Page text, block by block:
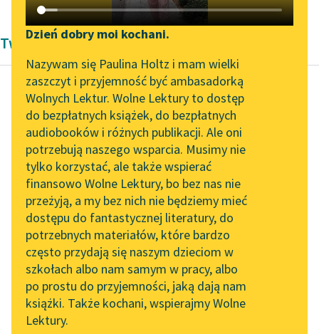
Katalog DAISY
Podkasty o książkach
Zgłoś brak utworu
Aktualności
Zapraszamy na spotkanie
online z tłumaczkami
literatury skandynawskiej
Spotkanie z Katarzyną
Tunkiel w Oslo
Wolne Lektury na 32.
Pol’and’Rock Festivalu
„Kochanek Lady
Chatterley” do słuchania
na Wolnych Lekturach
Nowy audiobook –
„Marzenie o Oriencie”
Narzędzia
Mapa Wolnych Lektur
Leśmianator
Przewodnik dla piszących i
czytających
API
OAI-PMH
Widget Wolnych Lektur
Przypisy
Dzień dobry moi kochani.
Nazywam się Paulina Holtz i mam wielki
zaszczyt i przyjemność być ambasadorką
Wolnych Lektur. Wolne Lektury to dostęp
do bezpłatnych książek, do bezpłatnych
audiobooków i różnych publikacji. Ale oni
potrzebują naszego wsparcia. Musimy nie
tylko korzystać, ale także wspierać
finansowo Wolne Lektury, bo bez nas nie
przeżyją, a my bez nich nie będziemy mieć
dostępu do fantastycznej literatury, do
potrzebnych materiałów, które bardzo
często przydają się naszym dzieciom w
szkołach albo nam samym w pracy, albo
po prostu do przyjemności, jaką dają nam
książki. Także kochani, wspierajmy Wolne
Lektury.
Twórczość Jerzego Lieberta
Jerzy Liebert
Koguty
Niezgrabnie,
niedołężnie wypływam
na jawę —
Odcięta głowa wolno z
tułowiem się zrasta
I w blaskach...
Czytaj więcej